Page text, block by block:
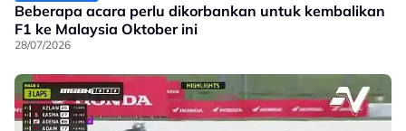
Beberapa acara perlu dikorbankan untuk kembalikan
F1 ke Malaysia Oktober ini
28/07/2026